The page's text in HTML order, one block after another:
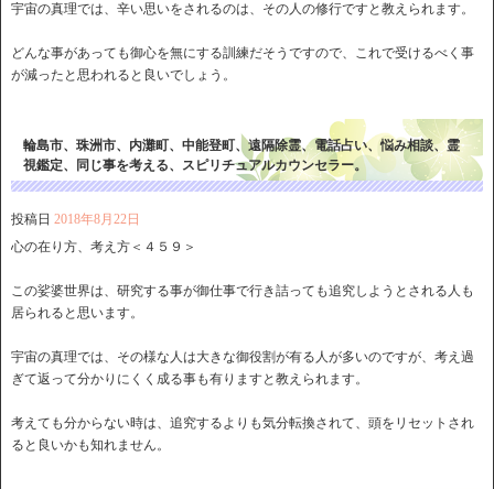
宇宙の真理では、辛い思いをされるのは、その人の修行ですと教えられます。
どんな事があっても御心を無にする訓練だそうですので、これで受けるべく事
が減ったと思われると良いでしょう。
輪島市、珠洲市、内灘町、中能登町、遠隔除霊、電話占い、悩み相談、霊
視鑑定、同じ事を考える、スピリチュアルカウンセラー。
投稿日 2018年8月22日
心の在り方、考え方＜４５９＞
この娑婆世界は、研究する事が御仕事で行き詰っても追究しようとされる人も
居られると思います。
宇宙の真理では、その様な人は大きな御役割が有る人が多いのですが、考え過
ぎて返って分かりにくく成る事も有りますと教えられます。
考えても分からない時は、追究するよりも気分転換されて、頭をリセットされ
ると良いかも知れません。